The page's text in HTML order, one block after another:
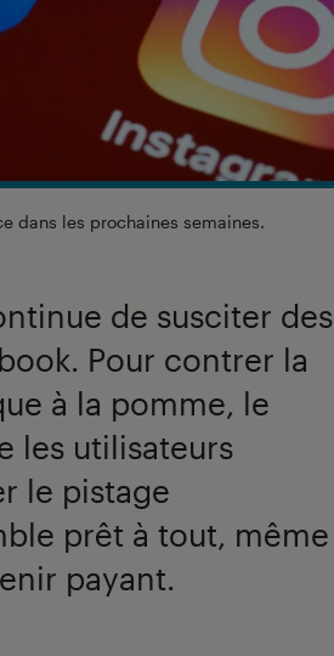
dans les prochaines semaines.
de susciter des
Pour contrer la
à la pomme, le
les utilisateurs
le pistage
prêt à tout, même
payant.